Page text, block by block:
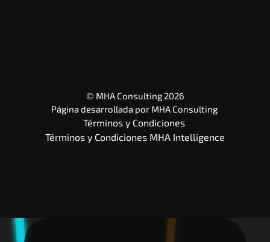
© MHA Consulting 2026
Página desarrollada por MHA Consulting
Términos y Condiciones MHA Intelligence
Términos y Condiciones